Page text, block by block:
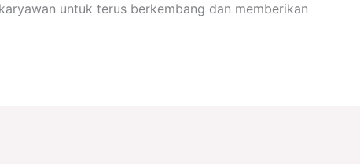
untuk terus berkembang dan memberikan